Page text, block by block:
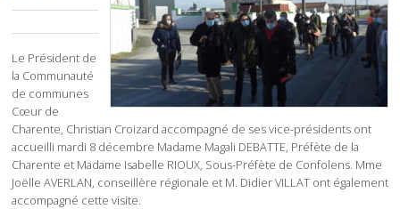
Le Président de
la Communauté
de communes
Cœur de
Charente, Christian Croizard accompagné de ses vice-présidents ont
accueilli mardi 8 décembre Madame Magali DEBATTE, Préfète de la
Charente et Madame Isabelle RIOUX, Sous-Préfète de Confolens. Mme
Joëlle AVERLAN, conseillère régionale et M. Didier VILLAT ont également
accompagné cette visite.